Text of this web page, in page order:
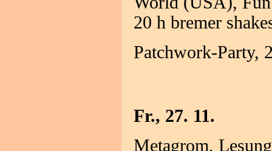
20 h bremer
Patchwork-Party,
Fr., 27. 11.
Metagrom,